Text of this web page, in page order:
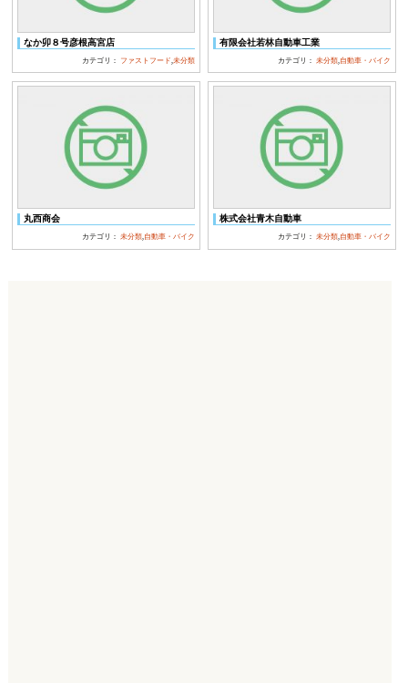
なか卯８号彦根高宮店
カテゴリ： ファストフード,未分類
有限会社若林自動車工業
カテゴリ：未分類,自動車・バイク
丸西商会
カテゴリ：未分類,自動車・バイク
株式会社青木自動車
カテゴリ：未分類,自動車・バイク